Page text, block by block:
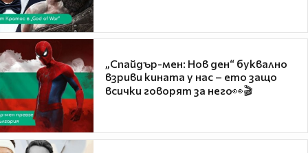
„Спайдър-мен: Нов ден“ буквално
взриви кината у нас – ето защо
всички говорят за него👀🎬